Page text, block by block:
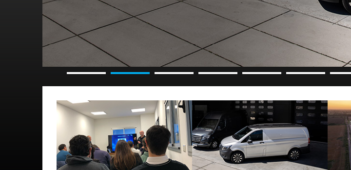
> Leer más